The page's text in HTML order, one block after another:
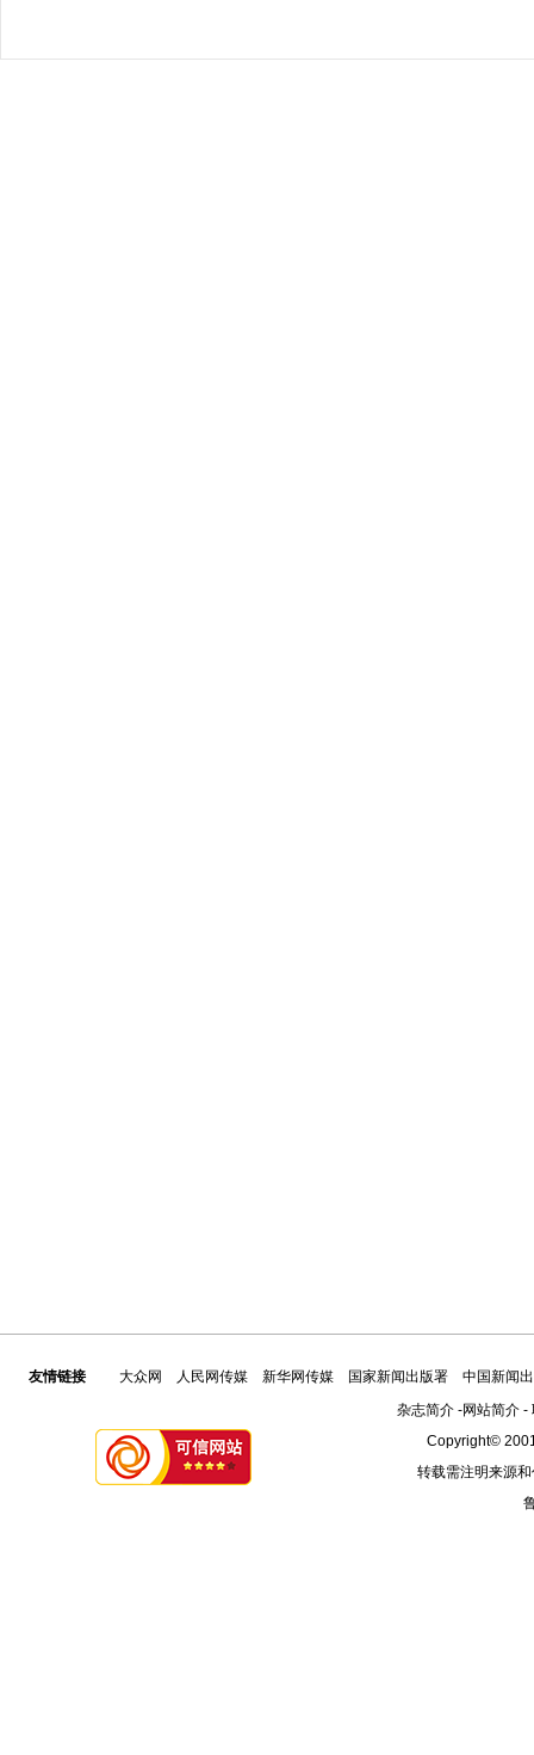
友情链接 大众网 人民网传媒 新华网传媒 国家新闻出版署
中国新闻
杂志简介-网站简介-
Copyright©
转载需注明来源